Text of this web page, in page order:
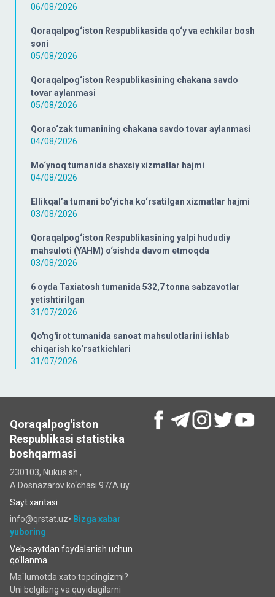
06/08/2026
Qoraqalpog‘iston Respublikasida qo‘y va echkilar bosh
soni
05/08/2026
Qoraqalpog‘iston Respublikasining chakana savdo
tovar aylanmasi
05/08/2026
Qorao‘zak tumanining chakana savdo tovar aylanmasi
04/08/2026
Mo‘ynoq tumanida shaxsiy xizmatlar hajmi
04/08/2026
Ellikqal’a tumani bo‘yicha ko‘rsatilgan xizmatlar hajmi
03/08/2026
Qoraqalpog‘iston Respublikasining yalpi hududiy
mahsuloti (YAHM) o‘sishda davom etmoqda
03/08/2026
6 oyda Taxiatosh tumanida 532,7 tonna sabzavotlar
yetishtirilgan
31/07/2026
Qo'ng'irot tumanida sanoat mahsulotlarini ishlab
chiqarish ko‘rsatkichlari
31/07/2026
Qoraqalpog'iston
Respublikasi statistika
boshqarmasi
230103, Nukus sh.,
A.Dosnazarov ko‘chаsi 97/A uy
Sayt xaritasi
info@qrstat.uz• Bizga xabar
yuboring
Veb-saytdan foydalanish uchun
qo'llanma
Ma`lumotda xato topdingizmi?
Uni belgilang va quyidagilarni